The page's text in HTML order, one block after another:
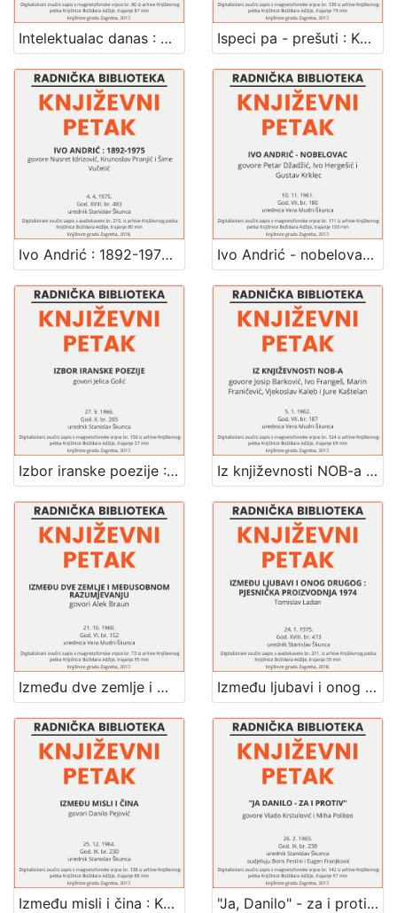
Intelektualac danas : Književni petak, 18. 11. 1960. / govori Branko Belan ; urednica Vera Mudri-Škunca Ispeci pa - prešuti : Književni petak, 15. 1. 1965. / govori Fadil Hadžić ; urednik Stanislav Škunca
Ivo Andrić : 1892-1975 : Književni petak, dvorana u Novinarskom domu, 4. 4. 1975., br. 483 / govore Nusret Idrizović, Krunoslav Pranjić, Šime Vučetić ; urednik Stanislav Škunca Ivo Andrić - nobelovac : Književni petak, 10. 11. 1961. / govore Petar Džadžić, Ivo Hergešić i Gustav Krklec ; urednica Vera Mudri-Škunca
Izbor iranske poezije : Književni petak, 27. 5. 1966. / govori Jelica Golić ; sudjeluju Zlatko Crnković i Ivka Dabetić ; urednik Stanislav Škunca Iz književnosti NOB-a : Književni petak, 5. 1. 1962. / govore Josip Barković ... [et al.] ; urednica Vera Mudri-Škunca
Između dve zemlje i međusobnom razumjevanju : Književni petak, 21. 10. 1960. / govori Alek Braun ; urednica Vera Mudri-Škunca Između ljubavi i onog drugog : pjesnička proizvodnja 1974 : Književni petak, dvorana u Novinarskom domu, 24. 1. 1975., br. 473 / Tomislav Ladan ; urednik Stanislav Škunca
Između misli i čina : Književni petak, 25. 12. 1964. / govori Danilo Pejović ; urednik Stanislav Škunca "Ja, Danilo" - za i protiv : Književni petak, 26. 2. 1965. / govore Vlado Krstulović i Miho Politeo ; sudjeluju Boris Festini i Eugen Franjković ; urednik Stanislav Škunca